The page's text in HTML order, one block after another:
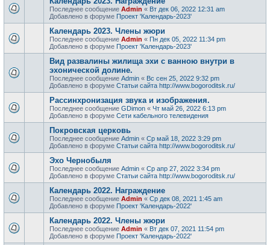
Последнее сообщение Admin « Вт дек 06, 2022 12:31 am
Добавлено в форуме Проект 'Календарь-2023'
Календарь 2023. Члены жюри
Последнее сообщение Admin « Пн дек 05, 2022 11:34 pm
Добавлено в форуме Проект 'Календарь-2023'
Вид развалины жилища эхи с ванною внутри в
эхонической долине.
Последнее сообщение Admin « Вс сен 25, 2022 9:32 pm
Добавлено в форуме Статьи сайта http://www.bogoroditsk.ru/
Рассинхронизация звука и изображения.
Последнее сообщение GDimon « Чт май 26, 2022 6:13 pm
Добавлено в форуме Сети кабельного телевидения
Покровская церковь
Последнее сообщение Admin « Ср май 18, 2022 3:29 pm
Добавлено в форуме Статьи сайта http://www.bogoroditsk.ru/
Эхо Чернобыля
Последнее сообщение Admin « Ср апр 27, 2022 3:34 pm
Добавлено в форуме Статьи сайта http://www.bogoroditsk.ru/
Календарь 2022. Награждение
Последнее сообщение Admin « Ср дек 08, 2021 1:45 am
Добавлено в форуме Проект 'Календарь-2022'
Календарь 2022. Члены жюри
Последнее сообщение Admin « Вт дек 07, 2021 11:54 pm
Добавлено в форуме Проект 'Календарь-2022'